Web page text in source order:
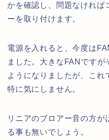
かを確認し、問題なければ
ーを取り付けます。
電源を入れると、今度は
ました。大きなFANですが
ようになりましたが、これ
特に気にしません。
リニアのブロアー音の方が
る事も無いでしょう。